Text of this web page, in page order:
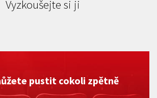
Vyzkoušejte si ji
pustit cokoli zpětně